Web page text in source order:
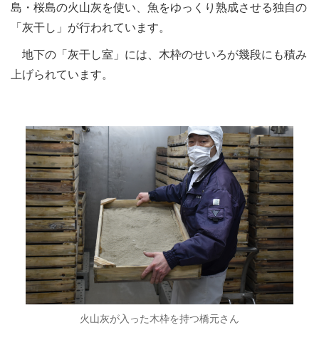
島・桜島の火山灰を使い、魚をゆっくり熟成させる独自の
「灰干し」が行われています。
地下の「灰干し室」には、木枠のせいろが幾段にも積み
上げられています。
火山灰が入った木枠を持つ橋元さん